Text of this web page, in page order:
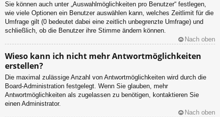
Sie können auch unter „Auswahlmöglichkeiten pro Benutzer“ festlegen,
wie viele Optionen ein Benutzer auswählen kann, welches Zeitlimit für die
Umfrage gilt (0 bedeutet dabei eine zeitlich unbegrenzte Umfrage) und
schließlich, ob die Benutzer ihre Stimme ändern können.
Nach oben
Wieso kann ich nicht mehr Antwortmöglichkeiten
erstellen?
Die maximal zulässige Anzahl von Antwortmöglichkeiten wird durch die
Board-Administration festgelegt. Wenn Sie glauben, mehr
Antwortmöglichkeiten als zugelassen zu benötigen, kontaktieren Sie
einen Administrator.
Nach oben